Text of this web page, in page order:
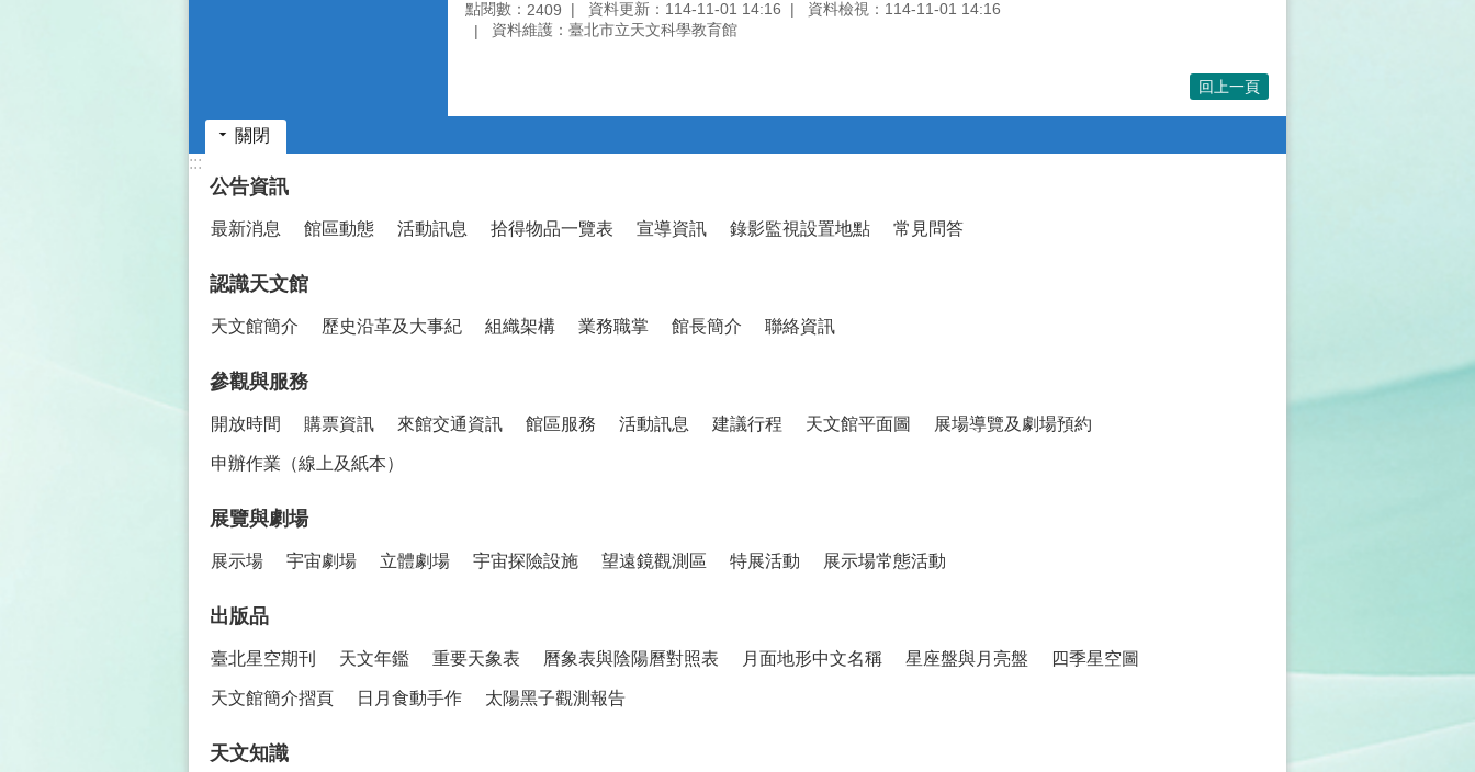
點閱數： 2409 資料更新：114-11-01 14:16
資料檢視：114-11-01 14:16
資料維護：臺北市立天文科學教育館
回上一頁
關閉
:::
公告資訊
最新消息 館區動態 活動訊息 拾得物品一覽表 宣導資訊 錄影監視設置地點 常見問答
認識天文館
天文館簡介 歷史沿革及大事紀 組織架構 業務職掌 館長簡介 聯絡資訊
參觀與服務
開放時間 購票資訊 來館交通資訊 館區服務 活動訊息 建議行程 天文館平面圖 展場導覽及劇場預約
申辦作業（線上及紙本）
展覽與劇場
展示場 宇宙劇場 立體劇場 宇宙探險設施 望遠鏡觀測區 特展活動 展示場常態活動
出版品
臺北星空期刊 天文年鑑 重要天象表 曆象表與陰陽曆對照表 月面地形中文名稱 星座盤與月亮盤 四季星空圖
天文館簡介摺頁 日月食動手作 太陽黑子觀測報告
天文知識